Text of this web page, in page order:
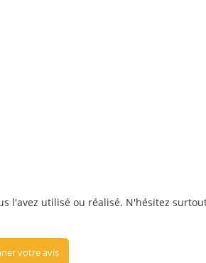
l'avez utilisé ou réalisé. N'hésitez
votre avis